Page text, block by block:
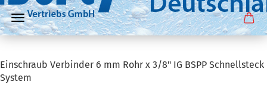
Einschraub Verbinder 6 mm Rohr x 3/8" IG BSPP Schnellsteck
System